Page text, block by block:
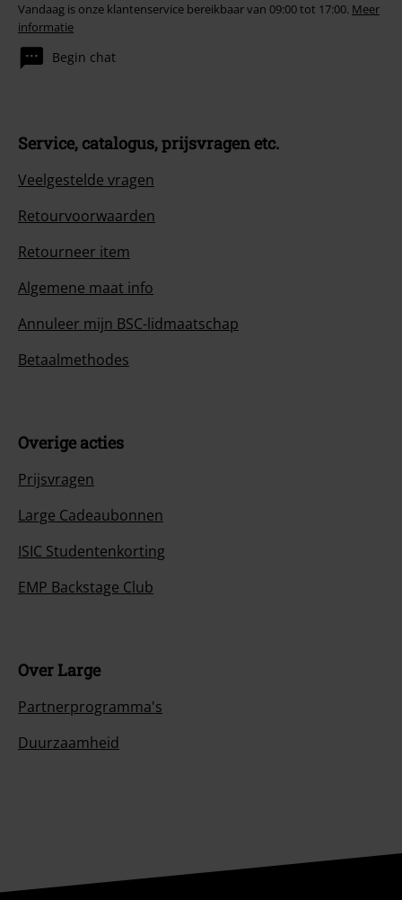
Vandaag is onze klantenservice bereikbaar van 09:00 tot 17:00. Meer
informatie
Begin chat
Service, catalogus, prijsvragen etc.
Veelgestelde vragen
Retourvoorwaarden
Retourneer item
Algemene maat info
Annuleer mijn BSC-lidmaatschap
Betaalmethodes
Overige acties
Prijsvragen
Large Cadeaubonnen
ISIC Studentenkorting
EMP Backstage Club
Over Large
Partnerprogramma's
Duurzaamheid